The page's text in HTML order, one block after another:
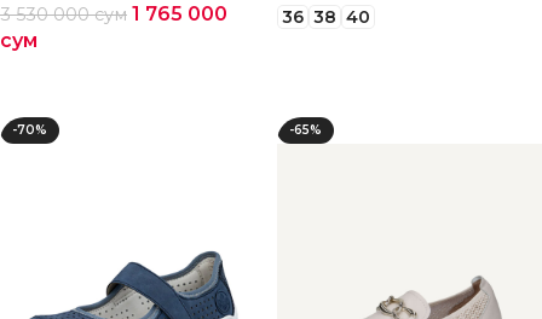
3 530 000сум 1 765 000
сум
36 38 40
-70% -65%